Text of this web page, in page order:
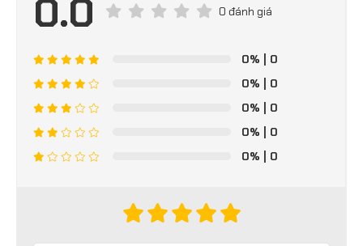
0.0 0 đánh giá
0% | 0
0% | 0
0% | 0
0% | 0
0% | 0